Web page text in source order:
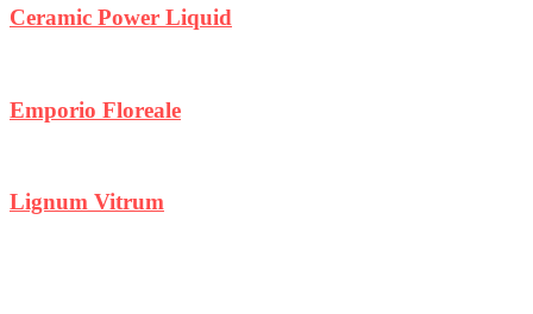
Ceramic Power Liquid
Emporio Floreale
Lignum Vitrum